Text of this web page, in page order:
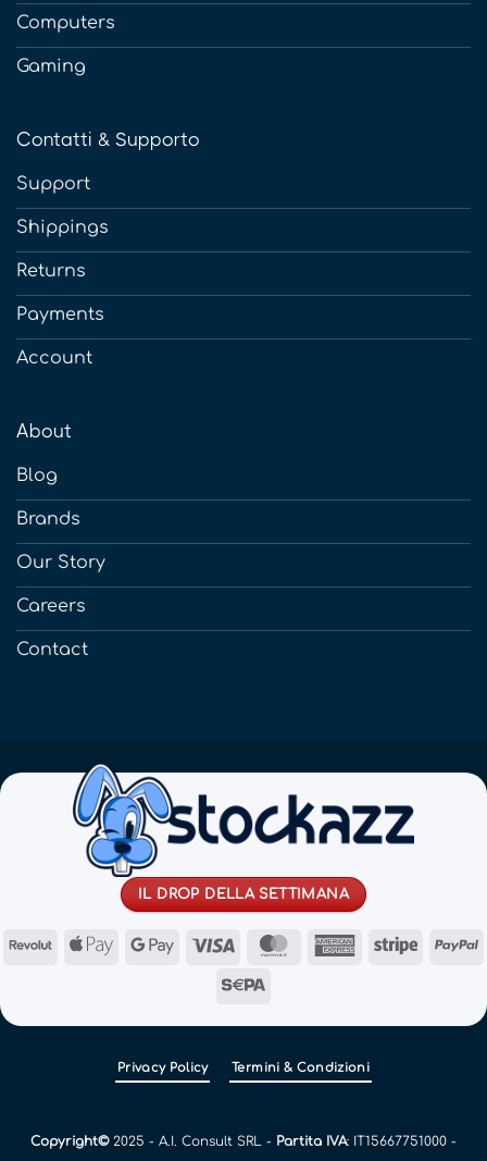
Computers
Gaming
Contatti & Supporto
Support
Shippings
Returns
Payments
Account
About
Blog
Brands
Our Story
Careers
Contact
IL DROP DELLA SETTIMANA
RevolutApple GoogleVisa MasterCardAmericanStripe
Sepa
Privacy Policy Termini & Condizioni
Copyright©2025 - A.I. Consult SRL - Partita IVA: IT15667751000 -